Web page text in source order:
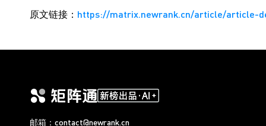
原文链接： https://matrix.newrank.cn/article/article-
邮箱：contact@newrank.cn